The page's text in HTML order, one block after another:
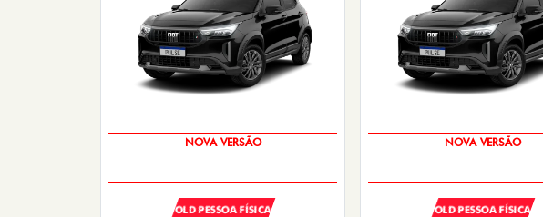
PREÇO IMPERDÍVEL
OLD PESSOA FÍSICA
PREÇO IMPERDÍVEL
OLD PESSOA FÍSICA